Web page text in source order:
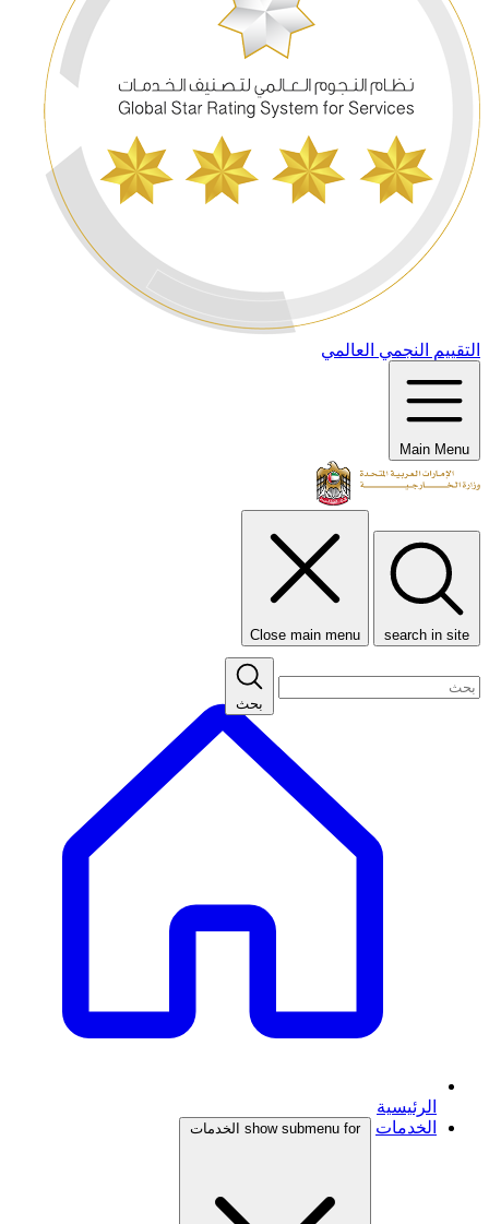
التقييم النجمي العالمي
Main Menu
search in site
Close main menu
بحث
الرئيسية
الخدمات
show submenu for الخدمات